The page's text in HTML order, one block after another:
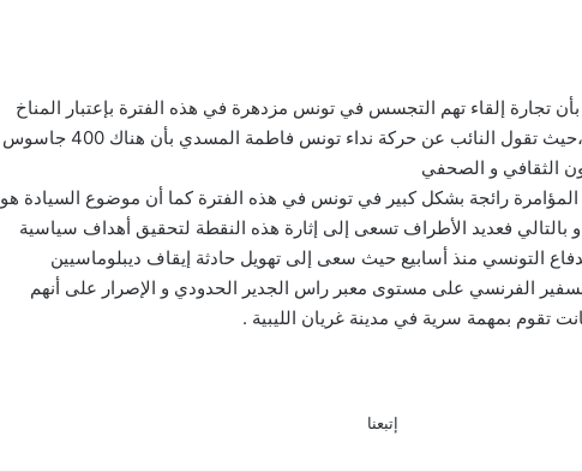
تجارة إلقاء تهم التجسس في تونس مزدهرة في هذه الفترة بإعتبار المناخ
الداخلي و نظيره الإقليمي ،حيث تقول النائب عن حركة نداء تونس فاطمة المسدي بأن هناك 400 جاسوس
الثقافي و الصحفي
المؤامرة رائجة بشكل كبير في تونس في هذه الفترة كما أن موضوع السيادة هو
فعديد الأطراف تسعى إلى إثارة هذه النقطة لتحقيق أهداف سياسية
التونسي منذ أسابيع حيث سعى إلى تهويل حادثة إيقاف ديبلوماسيين
الفرنسي على مستوى معبر راس الجدير الحدودي و الإصرار على أنهم
تقوم بمهمة سرية في مدينة غريان الليبية .
إتبعنا